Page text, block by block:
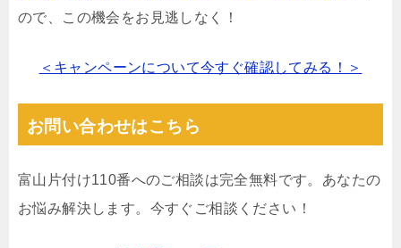
ので、この機会をお見逃しなく！
＜キャンペーンについて今すぐ確認してみる！＞
お問い合わせはこちら
富山片付け110番へのご相談は完全無料です。あなたの
お悩み解決します。今すぐご相談ください！